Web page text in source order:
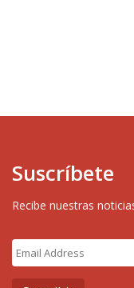
Suscríbete
Recibe nuestras